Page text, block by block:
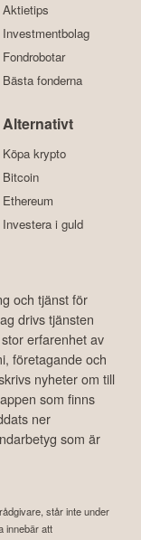
Aktietips
Investmentbolag
Fondrobotar
Bästa fonderna
Alternativt
Köpa krypto
Bitcoin
Ethereum
Investera i guld
och tjänst för
drivs tjänsten
erfarenhet av
företagande och
nyheter om till
som finns
ner
som är
står inte under
innebär att